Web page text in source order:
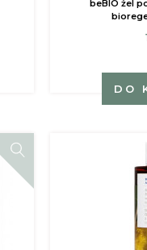
beBIO żel
DO